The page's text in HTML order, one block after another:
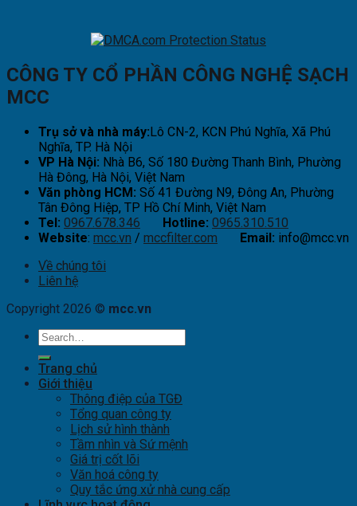
CÔNG TY CỔ PHẦN CÔNG NGHỆ SẠCH
MCC
Trụ sở và nhà máy: Lô CN-2, KCN Phú Nghĩa, Xã Phú
Nghĩa, TP. Hà Nội
VP Hà Nội: Nhà B6, Số 180 Đường Thanh Bình, Phường
Hà Đông, Hà Nội, Việt Nam
Văn phòng HCM: Số 41 Đường N9, Đông An, Phường
Tân Đông Hiệp, TP Hồ Chí Minh, Việt Nam
Tel: 0967.678.346 Hotline: 0965.310.510
Website: mcc.vn / mccfilter.com Email: info@mcc.vn
Về chúng tôi
Liên hệ
Copyright 2026 © mcc.vn
Trang chủ
Giới thiệu
Thông điệp của TGĐ
Tổng quan công ty
Lịch sử hình thành
Tầm nhìn và Sứ mệnh
Giá trị cốt lõi
Văn hoá công ty
Quy tắc ứng xử nhà cung cấp